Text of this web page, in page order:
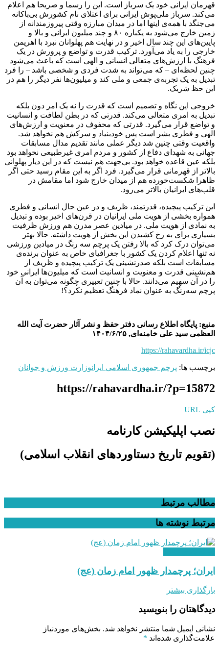
قهرمان ایرانی خود یک سرباز است. این را رسما و صریحا هم اعلام
می‌کند. سرباز ملی‌پوش ایرانی برای اعتلای نام کشورش بی‌باکانه
می‌جنگد با همه‌ی اینها اما در میدان مبارزه وقتی پیروزمندانه از
زمین خارج می‌شود به یکباره ۸۰ و چند میلیون ایرانی و بالا و
پایین‌های این چند سال اخیر و در نهایت هم پهلوانان نبرد با اهریمن
خارجی را به یاد می‌‌آورد. ترکیب قدرت و تواضع و پرورش در یک
فرهنگ با ارزش‌های متعالی انسانی و الهی است که باعث می‌شود
چنین لحظه‌ای – که می‌تواند به شدت فردی و شخصی باشد – را فرد
تبدیل به یک تجربه‌ی جمعی و ملی ‌کند و میلیون‌ها نفر دیگر را هم در
این حظ شریک.
خروجی این نگاه و تصمیم است که قدرت را نه یک امر دون بلکه
تبدیل به امری متعالی می‌کند. قدرتی که در بطن لطافت و انسانیت
و تواضع قرار می‌گیرد. قدرتی که محفوف در معنویت و ارزش‌های
الهی و فطری بشر است پس خودبنیاد و سرکش هم نخواهد شد.
واقعیت وقتی چنین شد دیگر عملی مانند تقدیم مدال مسابقات
جهانی به شهدای دفاع از کشور و مردم امری غیرطبیعی نخواهد بود
بلکه عین قاعده خواهد بود. بی‌جهت هم نیست که در این دیار پهلوانی
بالاتر از قهرمانی قرار می‌گیرد. فرد اگر به این مقام رسید حتی اگر
ظاهرا شکست‌خورده هم از میدان خارج شود اما مقامش در
قلب‌های ایرانیان بالاتر می‌رود.
این ترکیب پیچیده، قدرتمند، ظریف و در عین حال انسانی و فطری
همواره بخشی از هویت ملی ایرانیان در قرن‌های اخیر بوده و تبدیل
به نمادی از هویت ملی. در میادین عصر مدرن هم ورزش ظرفیت
بسیاری برای به رخ کشیدن این بخش از هویت داشته. حالا بهتر
می‌توان درک کرد که بالا رفتن یک پرچم سه رنگ در میادین ورزشی
نه تنها اعلام کردن یک کشور با جغرافیای خاص به عنوان برنده‌ی
مسابقات است بلکه صدرنشینی یک ترکیب پیچیده و ظریف از
هم‌نشینی قدرت و معنویت و انسانیت است که میلیون‌ها ایرانی خود
را در آن سهیم می‌دانند. حالا با چنین تعبیری چگونه می‌توان به آن
پرچم سه‌رنگ به عنوان نماد فرهنگ تعظیم نکرد؟!
منبع: پایگاه اطلاع رسانی دفتر حفظ و نشر آثار حضرت آیت الله
العظمی سید علی خامنه‌ای, ۱۴۰۴/۶/۲۵
https://rahavardha.ir/icjc
برچسب ها: پرچم جمهوری اسلامی ایرانوزارت ورزش و جوانان
https://rahavardha.ir/?p=15872
کپی URL
نصب اپلیکیشن کارنامه
(تقویم تاریخ دستاوردهای انقلاب اسلامی​)
مطالب مرتبط
مرتبط نوشته ها
ایران؛ پرچمدار ظهور امام زمان (عج)
بارگذاری بیشتر
دیدگاهتان را بنویسید
نشانی ایمیل شما منتشر نخواهد شد. بخش‌های موردنیاز
علامت‌گذاری شده‌اند *